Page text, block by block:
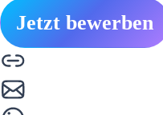
Jetzt bewerben